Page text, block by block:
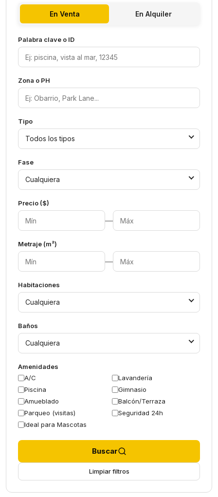
En Venta En Alquiler
Palabra clave o ID
Zona o PH
Tipo
Todos los tipos
Fase
Cualquiera
Precio ($)
—
Metraje (m²)
—
Habitaciones
Cualquiera
Baños
Cualquiera
Amenidades
A/C
Lavandería
Piscina
Gimnasio
Amueblado
Balcón/Terraza
Parqueo (visitas)
Seguridad 24h
Ideal para Mascotas
Buscar
Limpiar filtros